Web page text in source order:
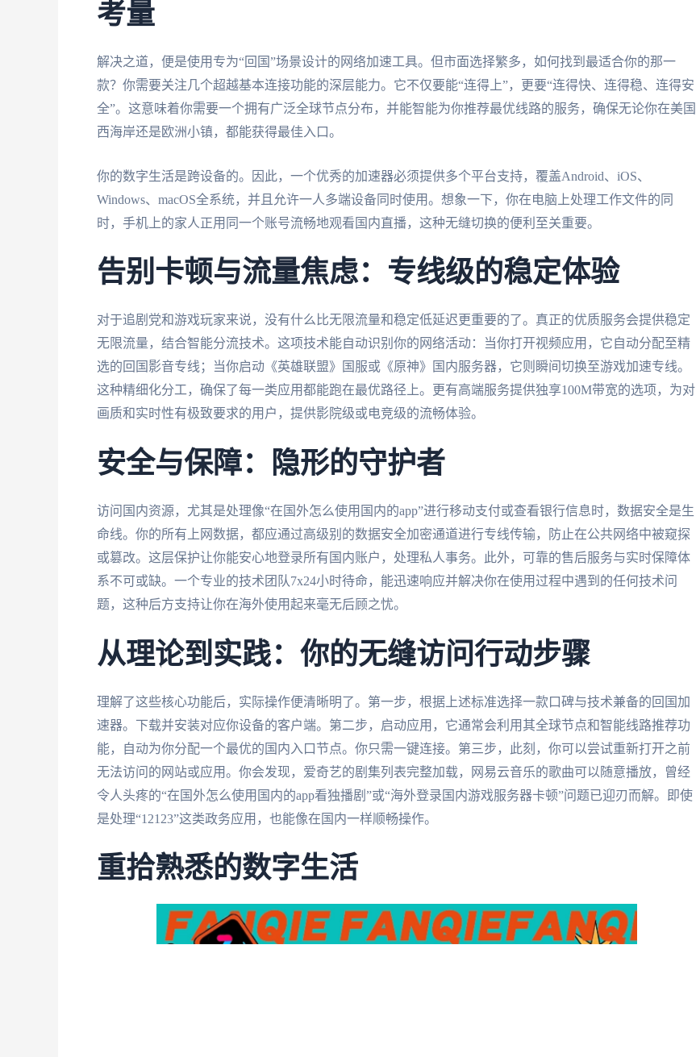
考量
解决之道，便是使用专为“回国”场景设计的网络加速工具。但市面选择繁多，如何找到最适合你的那一
款？你需要关注几个超越基本连接功能的深层能力。它不仅要能“连得上”，更要“连得快、连得稳、连得安
全”。这意味着你需要一个拥有广泛全球节点分布，并能智能为你推荐最优线路的服务，确保无论你在美国
西海岸还是欧洲小镇，都能获得最佳入口。
你的数字生活是跨设备的。因此，一个优秀的加速器必须提供多个平台支持，覆盖Android、iOS、
Windows、macOS全系统，并且允许一人多端设备同时使用。想象一下，你在电脑上处理工作文件的同
时，手机上的家人正用同一个账号流畅地观看国内直播，这种无缝切换的便利至关重要。
告别卡顿与流量焦虑：专线级的稳定体验
对于追剧党和游戏玩家来说，没有什么比无限流量和稳定低延迟更重要的了。真正的优质服务会提供稳定
无限流量，结合智能分流技术。这项技术能自动识别你的网络活动：当你打开视频应用，它自动分配至精
选的回国影音专线；当你启动《英雄联盟》国服或《原神》国内服务器，它则瞬间切换至游戏加速专线。
这种精细化分工，确保了每一类应用都能跑在最优路径上。更有高端服务提供独享100M带宽的选项，为对
画质和实时性有极致要求的用户，提供影院级或电竞级的流畅体验。
安全与保障：隐形的守护者
访问国内资源，尤其是处理像“在国外怎么使用国内的app”进行移动支付或查看银行信息时，数据安全是生
命线。你的所有上网数据，都应通过高级别的数据安全加密通道进行专线传输，防止在公共网络中被窥探
或篡改。这层保护让你能安心地登录所有国内账户，处理私人事务。此外，可靠的售后服务与实时保障体
系不可或缺。一个专业的技术团队7x24小时待命，能迅速响应并解决你在使用过程中遇到的任何技术问
题，这种后方支持让你在海外使用起来毫无后顾之忧。
从理论到实践：你的无缝访问行动步骤
理解了这些核心功能后，实际操作便清晰明了。第一步，根据上述标准选择一款口碑与技术兼备的回国加
速器。下载并安装对应你设备的客户端。第二步，启动应用，它通常会利用其全球节点和智能线路推荐功
能，自动为你分配一个最优的国内入口节点。你只需一键连接。第三步，此刻，你可以尝试重新打开之前
无法访问的网站或应用。你会发现，爱奇艺的剧集列表完整加载，网易云音乐的歌曲可以随意播放，曾经
令人头疼的“在国外怎么使用国内的app看独播剧”或“海外登录国内游戏服务器卡顿”问题已迎刃而解。即使
是处理“12123”这类政务应用，也能像在国内一样顺畅操作。
重拾熟悉的数字生活